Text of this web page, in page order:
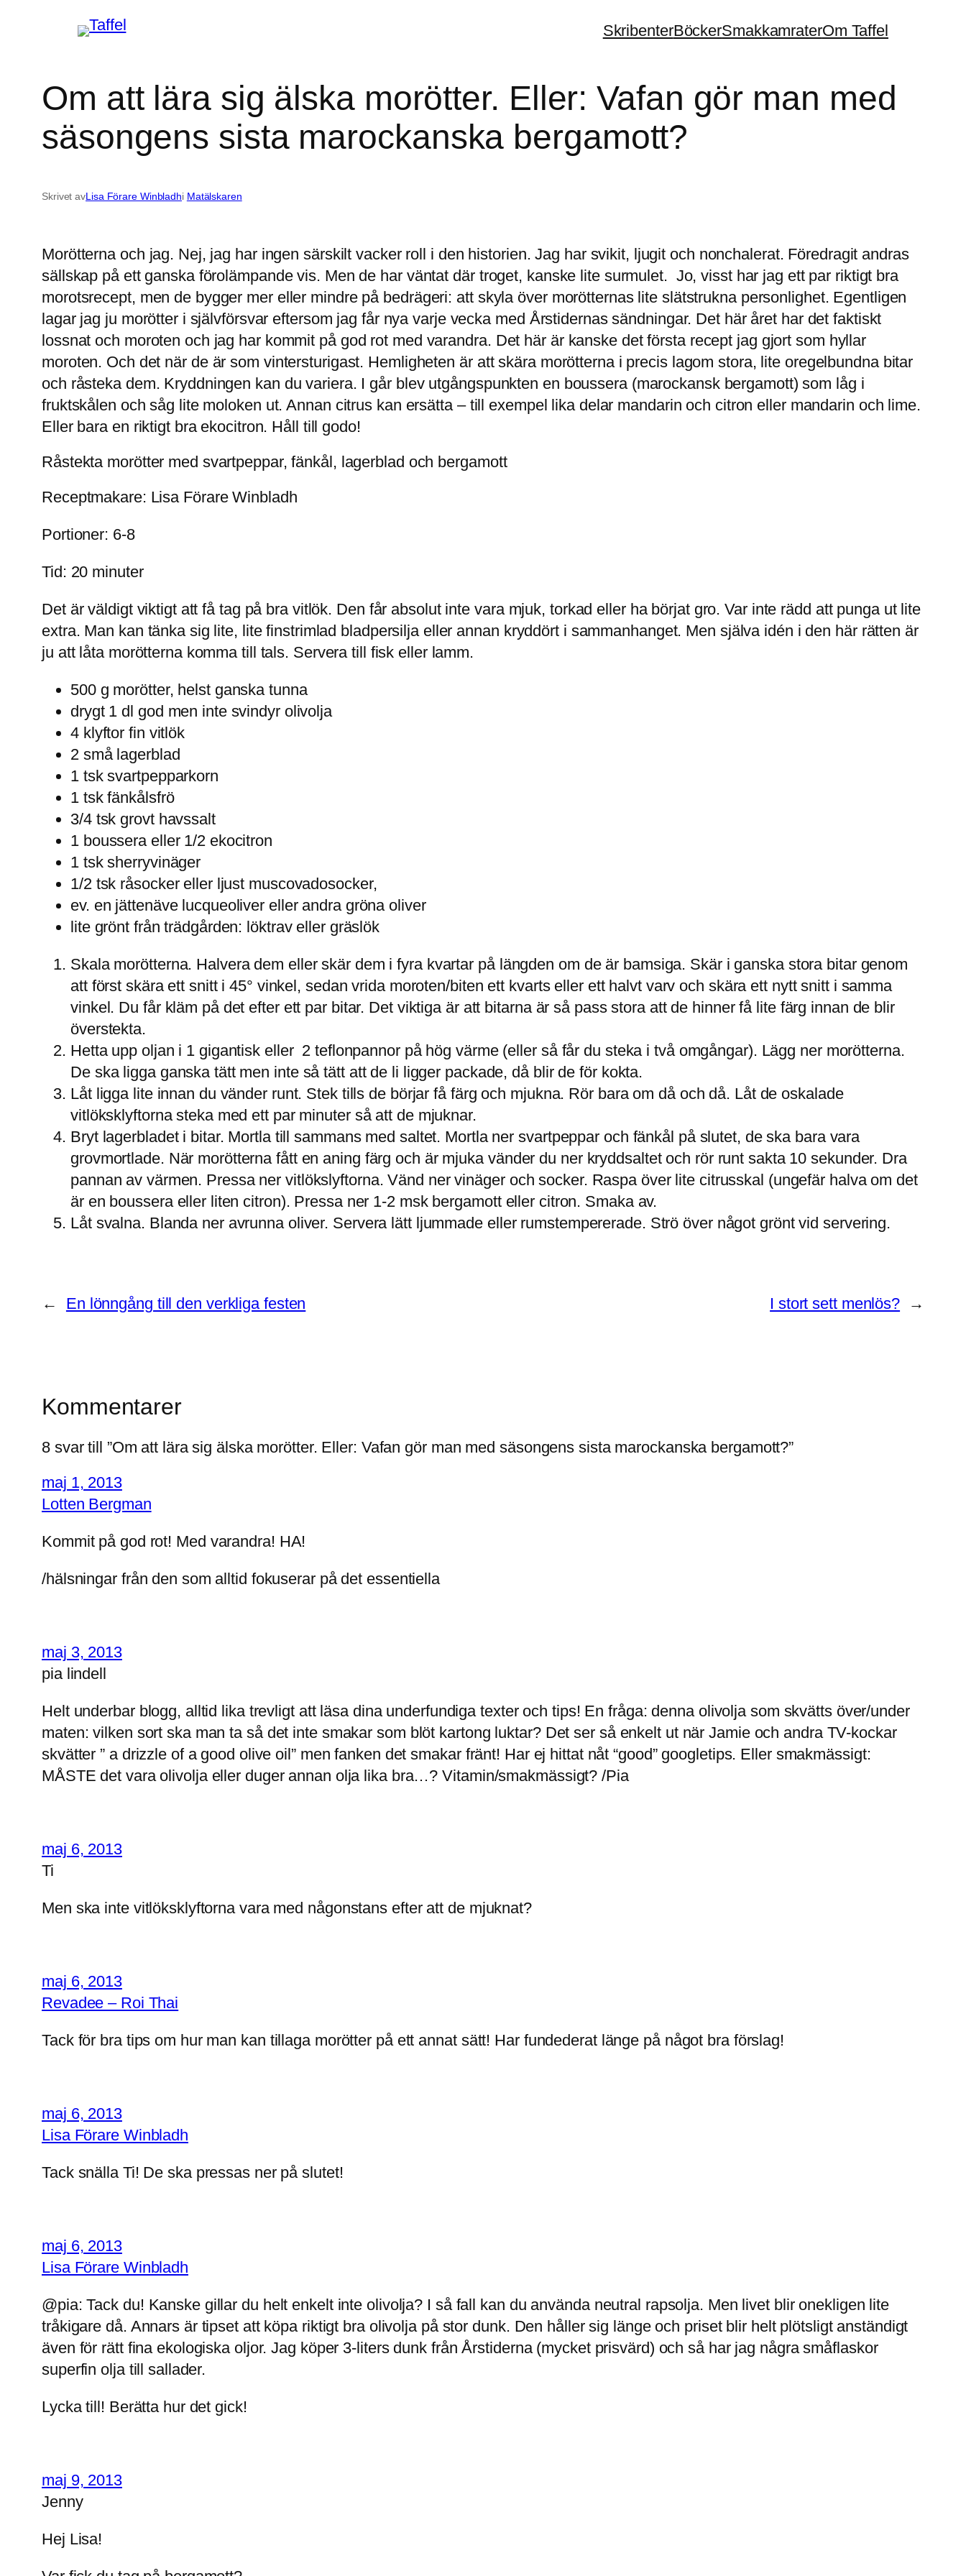
SkribenterBöckerSmakkamraterOm Taffel
Om att lära sig älska morötter. Eller: Vafan gör man med
säsongens sista marockanska bergamott?
Skrivet avLisa Förare Winbladhi Matälskaren
Morötterna och jag. Nej, jag har ingen särskilt vacker roll i den historien. Jag har svikit, ljugit och nonchalerat. Föredragit andras
sällskap på ett ganska förolämpande vis. Men de har väntat där troget, kanske lite surmulet. Jo, visst har jag ett par riktigt bra
morotsrecept, men de bygger mer eller mindre på bedrägeri: att skyla över morötternas lite slätstrukna personlighet. Egentligen
lagar jag ju morötter i självförsvar eftersom jag får nya varje vecka med Årstidernas sändningar. Det här året har det faktiskt
lossnat och moroten och jag har kommit på god rot med varandra. Det här är kanske det första recept jag gjort som hyllar
moroten. Och det när de är som vintersturigast. Hemligheten är att skära morötterna i precis lagom stora, lite oregelbundna bitar
och råsteka dem. Kryddningen kan du variera. I går blev utgångspunkten en boussera (marockansk bergamott) som låg i
fruktskålen och såg lite moloken ut. Annan citrus kan ersätta – till exempel lika delar mandarin och citron eller mandarin och lime.
Eller bara en riktigt bra ekocitron. Håll till godo!
Råstekta morötter med svartpeppar, fänkål, lagerblad och bergamott
Receptmakare: Lisa Förare Winbladh
Portioner: 6-8
Tid: 20 minuter
Det är väldigt viktigt att få tag på bra vitlök. Den får absolut inte vara mjuk, torkad eller ha börjat gro. Var inte rädd att punga ut lite
extra. Man kan tänka sig lite, lite finstrimlad bladpersilja eller annan kryddört i sammanhanget. Men själva idén i den här rätten är
ju att låta morötterna komma till tals. Servera till fisk eller lamm.
500 g morötter, helst ganska tunna
drygt 1 dl god men inte svindyr olivolja
4 klyftor fin vitlök
2 små lagerblad
1 tsk svartpepparkorn
1 tsk fänkålsfrö
3/4 tsk grovt havssalt
1 boussera eller 1/2 ekocitron
1 tsk sherryvinäger
1/2 tsk råsocker eller ljust muscovadosocker,
ev. en jättenäve lucqueoliver eller andra gröna oliver
lite grönt från trädgården: löktrav eller gräslök
Skala morötterna. Halvera dem eller skär dem i fyra kvartar på längden om de är bamsiga. Skär i ganska stora bitar genom
att först skära ett snitt i 45° vinkel, sedan vrida moroten/biten ett kvarts eller ett halvt varv och skära ett nytt snitt i samma
vinkel. Du får kläm på det efter ett par bitar. Det viktiga är att bitarna är så pass stora att de hinner få lite färg innan de blir
överstekta.
Hetta upp oljan i 1 gigantisk eller 2 teflonpannor på hög värme (eller så får du steka i två omgångar). Lägg ner morötterna.
De ska ligga ganska tätt men inte så tätt att de li ligger packade, då blir de för kokta.
Låt ligga lite innan du vänder runt. Stek tills de börjar få färg och mjukna. Rör bara om då och då. Låt de oskalade
vitlöksklyftorna steka med ett par minuter så att de mjuknar.
Bryt lagerbladet i bitar. Mortla till sammans med saltet. Mortla ner svartpeppar och fänkål på slutet, de ska bara vara
grovmortlade. När morötterna fått en aning färg och är mjuka vänder du ner kryddsaltet och rör runt sakta 10 sekunder. Dra
pannan av värmen. Pressa ner vitlökslyftorna. Vänd ner vinäger och socker. Raspa över lite citrusskal (ungefär halva om det
är en boussera eller liten citron). Pressa ner 1-2 msk bergamott eller citron. Smaka av.
Låt svalna. Blanda ner avrunna oliver. Servera lätt ljummade eller rumstempererade. Strö över något grönt vid servering.
← En lönngång till den verkliga festen I stort sett menlös? →
Kommentarer
8 svar till ”Om att lära sig älska morötter. Eller: Vafan gör man med säsongens sista marockanska bergamott?”
maj 1, 2013
Lotten Bergman
Kommit på god rot! Med varandra! HA!
/hälsningar från den som alltid fokuserar på det essentiella
maj 3, 2013
pia lindell
Helt underbar blogg, alltid lika trevligt att läsa dina underfundiga texter och tips! En fråga: denna olivolja som skvätts över/under
maten: vilken sort ska man ta så det inte smakar som blöt kartong luktar? Det ser så enkelt ut när Jamie och andra TV-kockar
skvätter ” a drizzle of a good olive oil” men fanken det smakar fränt! Har ej hittat nåt “good” googletips. Eller smakmässigt:
MÅSTE det vara olivolja eller duger annan olja lika bra…? Vitamin/smakmässigt? /Pia
maj 6, 2013
Ti
Men ska inte vitlöksklyftorna vara med någonstans efter att de mjuknat?
maj 6, 2013
Revadee – Roi Thai
Tack för bra tips om hur man kan tillaga morötter på ett annat sätt! Har fundederat länge på något bra förslag!
maj 6, 2013
Lisa Förare Winbladh
Tack snälla Ti! De ska pressas ner på slutet!
maj 6, 2013
Lisa Förare Winbladh
@pia: Tack du! Kanske gillar du helt enkelt inte olivolja? I så fall kan du använda neutral rapsolja. Men livet blir onekligen lite
tråkigare då. Annars är tipset att köpa riktigt bra olivolja på stor dunk. Den håller sig länge och priset blir helt plötsligt anständigt
även för rätt fina ekologiska oljor. Jag köper 3-liters dunk från Årstiderna (mycket prisvärd) och så har jag några småflaskor
superfin olja till sallader.
Lycka till! Berätta hur det gick!
maj 9, 2013
Jenny
Hej Lisa!